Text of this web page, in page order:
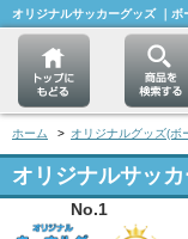
オリジナルサッカーグッズ ｜
ホーム > オリジナルグッズ(ボ
オリジナルサッ
No.1